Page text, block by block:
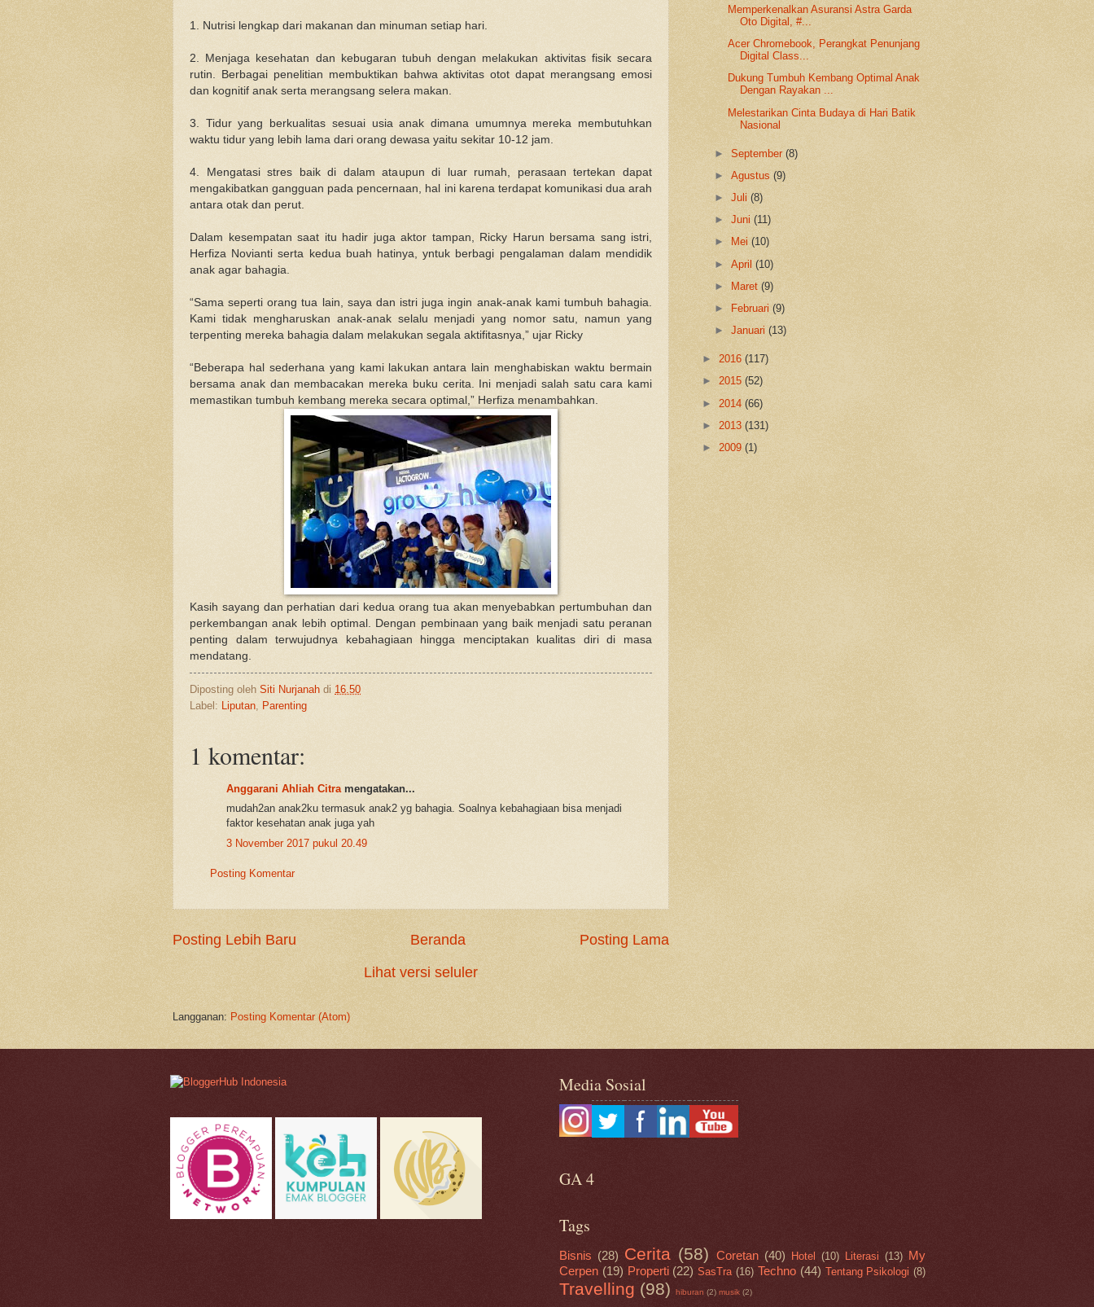
1. Nutrisi lengkap dari makanan dan minuman setiap hari.
2. Menjaga kesehatan dan kebugaran tubuh dengan melakukan aktivitas fisik secara
rutin. Berbagai penelitian membuktikan bahwa aktivitas otot dapat merangsang emosi
dan kognitif anak serta merangsang selera makan.
3. Tidur yang berkualitas sesuai usia anak dimana umumnya mereka membutuhkan
waktu tidur yang lebih lama dari orang dewasa yaitu sekitar 10-12 jam.
4. Mengatasi stres baik di dalam ataupun di luar rumah, perasaan tertekan dapat
mengakibatkan gangguan pada pencernaan, hal ini karena terdapat komunikasi dua arah
antara otak dan perut.
Dalam kesempatan saat itu hadir juga aktor tampan, Ricky Harun bersama sang istri,
Herfiza Novianti serta kedua buah hatinya, yntuk berbagi pengalaman dalam mendidik
anak agar bahagia.
“Sama seperti orang tua lain, saya dan istri juga ingin anak-anak kami tumbuh bahagia.
Kami tidak mengharuskan anak-anak selalu menjadi yang nomor satu, namun yang
terpenting mereka bahagia dalam melakukan segala aktifitasnya,” ujar Ricky
“Beberapa hal sederhana yang kami lakukan antara lain menghabiskan waktu bermain
bersama anak dan membacakan mereka buku cerita. Ini menjadi salah satu cara kami
memastikan tumbuh kembang mereka secara optimal,” Herfiza menambahkan.
Kasih sayang dan perhatian dari kedua orang tua akan menyebabkan pertumbuhan dan
perkembangan anak lebih optimal. Dengan pembinaan yang baik menjadi satu peranan
penting dalam terwujudnya kebahagiaan hingga menciptakan kualitas diri di masa
mendatang.
Diposting oleh Siti Nurjanah di 16.50
Label:
Liputan Parenting
1 komentar:
Anggarani Ahliah Citra mengatakan...
mudah2an anak2ku termasuk anak2 yg bahagia. Soalnya kebahagiaan bisa menjadi
faktor kesehatan anak juga yah
3 November 2017 pukul 20.49
Posting Komentar
Posting Lebih Baru Posting Lama
Beranda
Lihat versi seluler
Langganan: Posting Komentar (Atom)
Memperkenalkan Asuransi Astra Garda
Oto Digital, #...
Acer Chromebook, Perangkat Penunjang
Digital Class...
Dukung Tumbuh Kembang Optimal Anak
Dengan Rayakan ...
Melestarikan Cinta Budaya di Hari Batik
Nasional
►September(8)
►Agustus(9)
►Juli(8)
►Juni(11)
►
Mei(10)
►April(10)
►
Maret(9)
►
Februari(9)
►Januari(13)
► 2016 (117)
► 2015 (52)
► 2014 (66)
► 2013 (131)
► 2009 (1)
Media Sosial
GA 4
Tags
Bisnis (28) Cerita (58) Coretan (40) Hotel (10) Literasi (13) My
Cerpen (19) Properti (22) SasTra (16) Techno (44) Tentang Psikologi (8)
Travelling (98) hiburan (2) musik (2)